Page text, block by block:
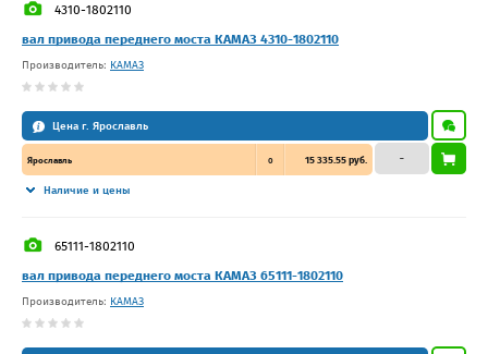
4310-1802110
вал привода переднего моста КАМАЗ 4310-1802110
Производитель: КАМАЗ
Цена г. Ярославль
Ярославль 0 15 335.55 руб.
Наличие и цены
–
65111-1802110
вал привода переднего моста КАМАЗ 65111-1802110
Производитель: КАМАЗ